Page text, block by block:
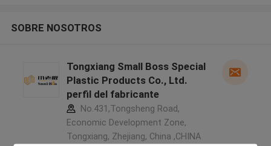
SOBRE NOSOTROS
Tongxiang Small Boss Special
Plastic Products Co., Ltd.
perfil del fabricante
No.431,Tongsheng Road,
Economic Development Zone,
Tongxiang, Zhejiang, China ,CHINA